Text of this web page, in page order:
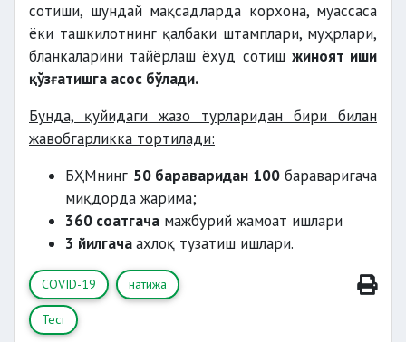
сотиши, шундай мақсадларда корхона, муассаса
ёки ташкилотнинг қалбаки штамплари, муҳрлари,
бланкаларини тайёрлаш ёхуд сотиш жиноят иши
қўзғатишга асос бўлади.
Бунда, қуйидаги жазо турларидан бири билан
жавобгарликка тортилади:
БҲМнинг 50 бараваридан 100бараваригача
миқдорда жарима;
360 соатгача мажбурий жамоат ишлари
3 йилгачаахлоқ тузатиш ишлари.
COVID-19 натижа
Тест